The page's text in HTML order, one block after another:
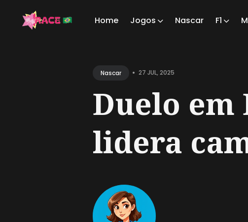
Home Jogos Nascar F1
Nascar • 27 JUL, 2025
Duelo em
lidera